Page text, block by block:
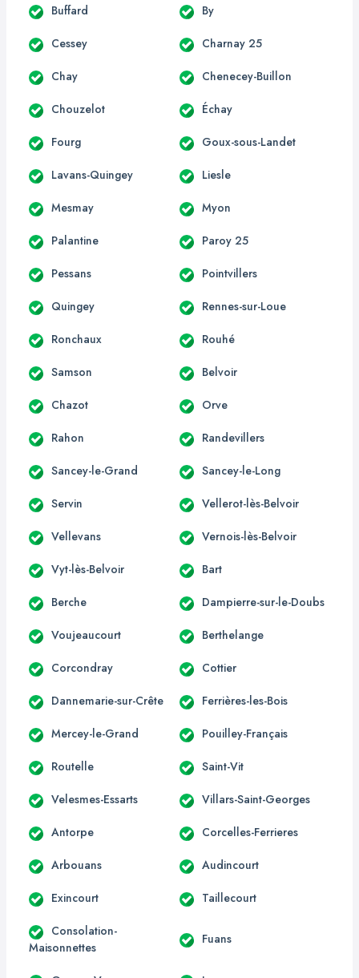
Buffard By
Cessey Charnay 25
Chay Chenecey-Buillon
Chouzelot Échay
Fourg Goux-sous-Landet
Lavans-Quingey Liesle
Mesmay Myon
Palantine Paroy 25
Pessans Pointvillers
Quingey Rennes-sur-Loue
Ronchaux Rouhé
Samson Belvoir
Chazot Orve
Rahon Randevillers
Sancey-le-Grand Sancey-le-Long
Servin Vellerot-lès-Belvoir
Vellevans Vernois-lès-Belvoir
Vyt-lès-Belvoir Bart
Berche Dampierre-sur-le-Doubs
Voujeaucourt Berthelange
Corcondray Cottier
Dannemarie-sur-Crête Ferrières-les-Bois
Mercey-le-Grand Pouilley-Français
Routelle Saint-Vit
Velesmes-Essarts Villars-Saint-Georges
Antorpe Corcelles-Ferrieres
Arbouans Audincourt
Exincourt Taillecourt
Consolation-
Maisonnettes
Fuans